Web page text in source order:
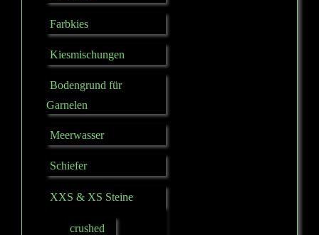
Farbkies
Kiesmischungen
Bodengrund für
Garnelen
Meerwasser
Schiefer
XXS & XS Steine
crushed